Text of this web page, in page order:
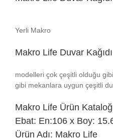
Yerli Makro
Makro Life Duvar Kağıdı
modelleri çok çeşitli olduğu
gibi mekanlara uygun çeşitli
Makro Life Ürün
Ebat: En:106 x Boy:
Ürün Adı: Makro Life